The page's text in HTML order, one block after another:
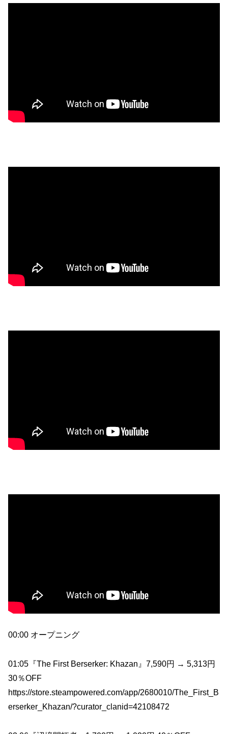
00:00 オープニング
01:05『The First Berserker: Khazan』7,590円 → 5,313円
30％OFF
https://store.steampowered.com/app/2680010/The_First_B
erserker_Khazan/?curator_clanid=42108472